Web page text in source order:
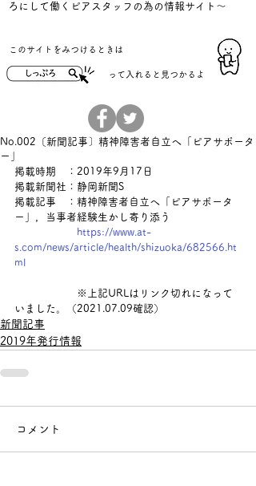
ろにして働くピアスタッフの為の情報サイト～
​このサイトをみつけるときは
​って入れると見つかるよ
No.002〔新聞記事〕精神障害者自立へ「ピアサポータ
ー」
掲載時期　：2019年9月17日
掲載新聞社：静岡新聞S
掲載記事　： 精神障害者自立へ「ピアサポータ
ー」，当事者経験生かし寄り添う
https://www.at-
s.com/news/article/health/shizuoka/682566.ht
ml
※上記URLはリンク切れになって
いました。（2021.07.09確認）
新聞記事
2019年発行情報
コメント